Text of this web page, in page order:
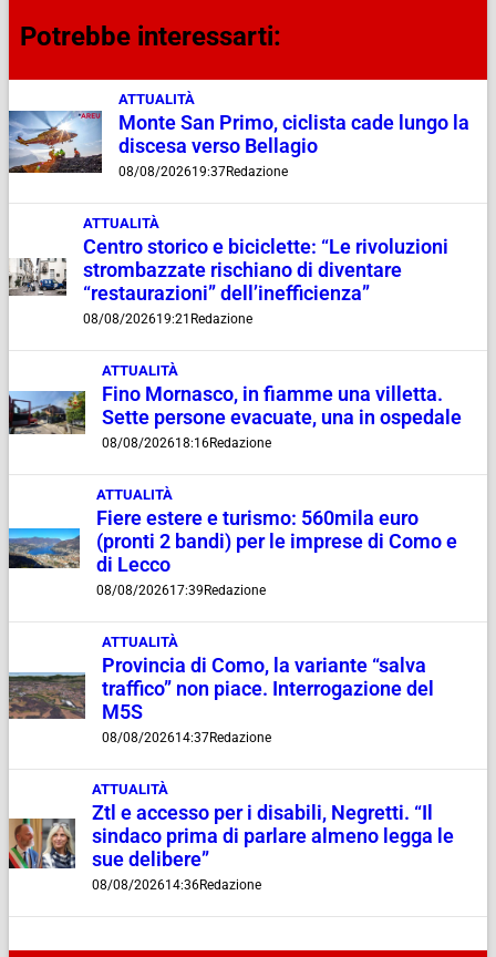
Potrebbe interessarti:
ATTUALITÀ
Monte San Primo, ciclista cade lungo la
discesa verso Bellagio
08/08/202619:37Redazione
ATTUALITÀ
Centro storico e biciclette: “Le rivoluzioni
strombazzate rischiano di diventare
“restaurazioni” dell’inefficienza”
08/08/202619:21 Redazione
ATTUALITÀ
Fino Mornasco, in fiamme una villetta.
Sette persone evacuate, una in ospedale
08/08/202618:16Redazione
ATTUALITÀ
Fiere estere e turismo: 560mila euro
(pronti 2 bandi) per le imprese di Como e
di Lecco
08/08/202617:39 Redazione
ATTUALITÀ
Provincia di Como, la variante “salva
traffico” non piace. Interrogazione del
M5S
08/08/202614:37Redazione
ATTUALITÀ
Ztl e accesso per i disabili, Negretti. “Il
sindaco prima di parlare almeno legga le
sue delibere”
08/08/202614:36Redazione